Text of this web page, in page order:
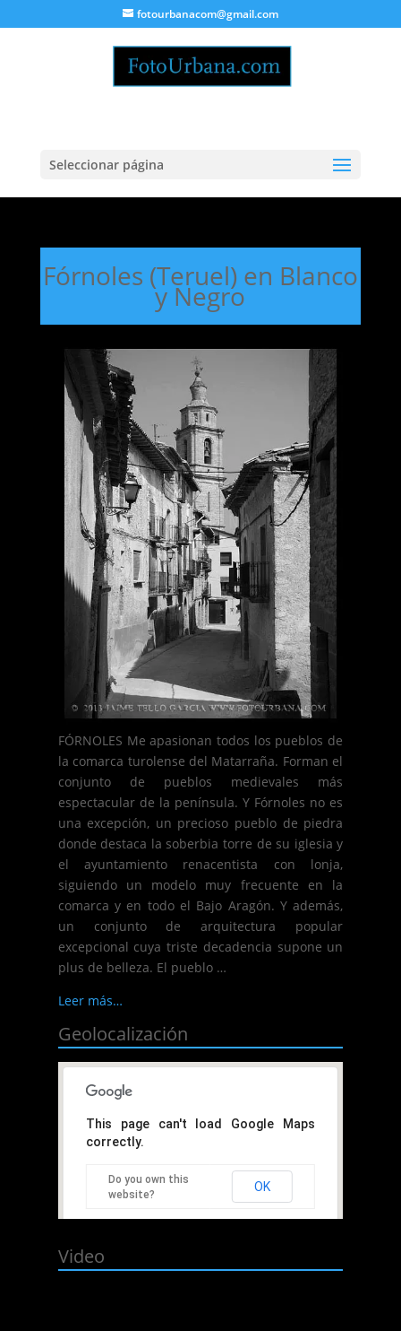
fotourbanacom@gmail.com
Seleccionar página
Fórnoles (Teruel) en Blanco
y Negro
FÓRNOLES Me apasionan todos los pueblos de
la comarca turolense del Matarraña. Forman el
conjunto de pueblos medievales más
espectacular de la península. Y Fórnoles no es
una excepción, un precioso pueblo de piedra
donde destaca la soberbia torre de su iglesia y
el ayuntamiento renacentista con lonja,
siguiendo un modelo muy frecuente en la
comarca y en todo el Bajo Aragón. Y además,
un conjunto de arquitectura popular
excepcional cuya triste decadencia supone un
plus de belleza. El pueblo …
Leer más…
Geolocalización
This page can't load Google Maps
correctly.
Do you own this
website?
OK
Video